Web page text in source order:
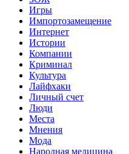
Игры
Импортозамещение
Интернет
Истории
Компании
Криминал
Культура
Лайфхаки
Личный счет
Люди
Места
Мнения
Мода
Народная медицина